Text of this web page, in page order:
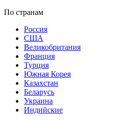
По странам
Россия
США
Великобритания
Франция
Турция
Южная Корея
Казахстан
Беларусь
Украина
Индийские